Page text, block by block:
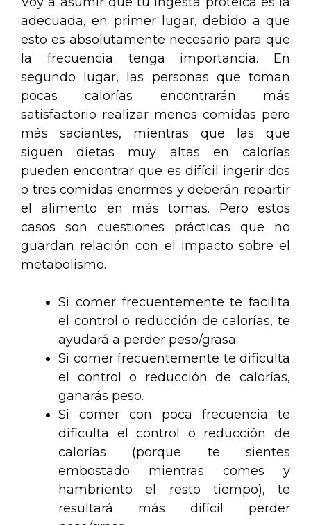
adecuada, en primer lugar, debido a que
esto es absolutamente necesario para que
la frecuencia tenga importancia. En
segundo lugar, las personas que toman
pocas calorías encontrarán más
satisfactorio realizar menos comidas pero
más saciantes, mientras que las que
siguen dietas muy altas en calorías
pueden encontrar que es difícil ingerir dos
o tres comidas enormes y deberán repartir
el alimento en más tomas. Pero estos
casos son cuestiones prácticas que no
guardan relación con el impacto sobre el
metabolismo.
Si comer frecuentemente te facilita
el control o reducción de calorías, te
ayudará a perder peso/grasa.
Si comer frecuentemente te dificulta
el control o reducción de calorías,
ganarás peso.
Si comer con poca frecuencia te
dificulta el control o reducción de
calorías (porque te sientes
embostado mientras comes y
hambriento el resto tiempo), te
resultará más difícil perder